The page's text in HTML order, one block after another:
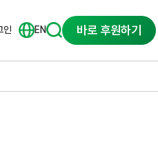
인 EN 바로 후원하기